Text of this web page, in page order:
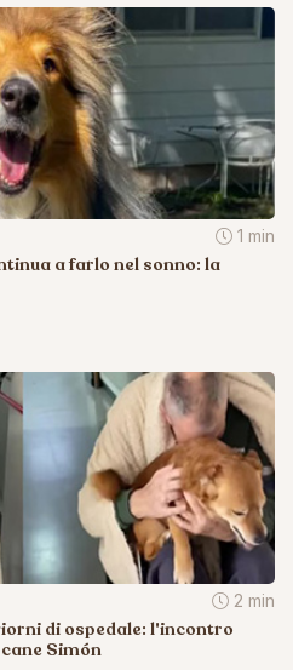
1 min
a farlo nel sonno: la
2 min
di ospedale: l'incontro
Simón